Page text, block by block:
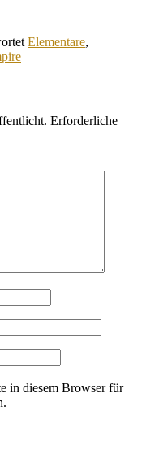
Elementare,
Erforderliche
in diesem Browser für